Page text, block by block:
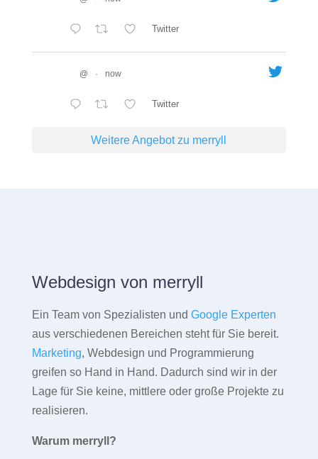
Twitter
@ · now
Twitter
Weitere Angebot zu merryll
Webdesign von merryll
Ein Team von Spezialisten und Google Experten
aus verschiedenen Bereichen steht für Sie bereit.
Marketing, Webdesign und Programmierung
greifen so Hand in Hand. Dadurch sind wir in der
Lage für Sie keine, mittlere oder große Projekte zu
realisieren.
Warum merryll?